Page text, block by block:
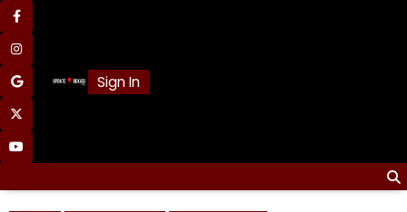
Skip
to
content
facebook
instagram
google
x
youtube
Sign In